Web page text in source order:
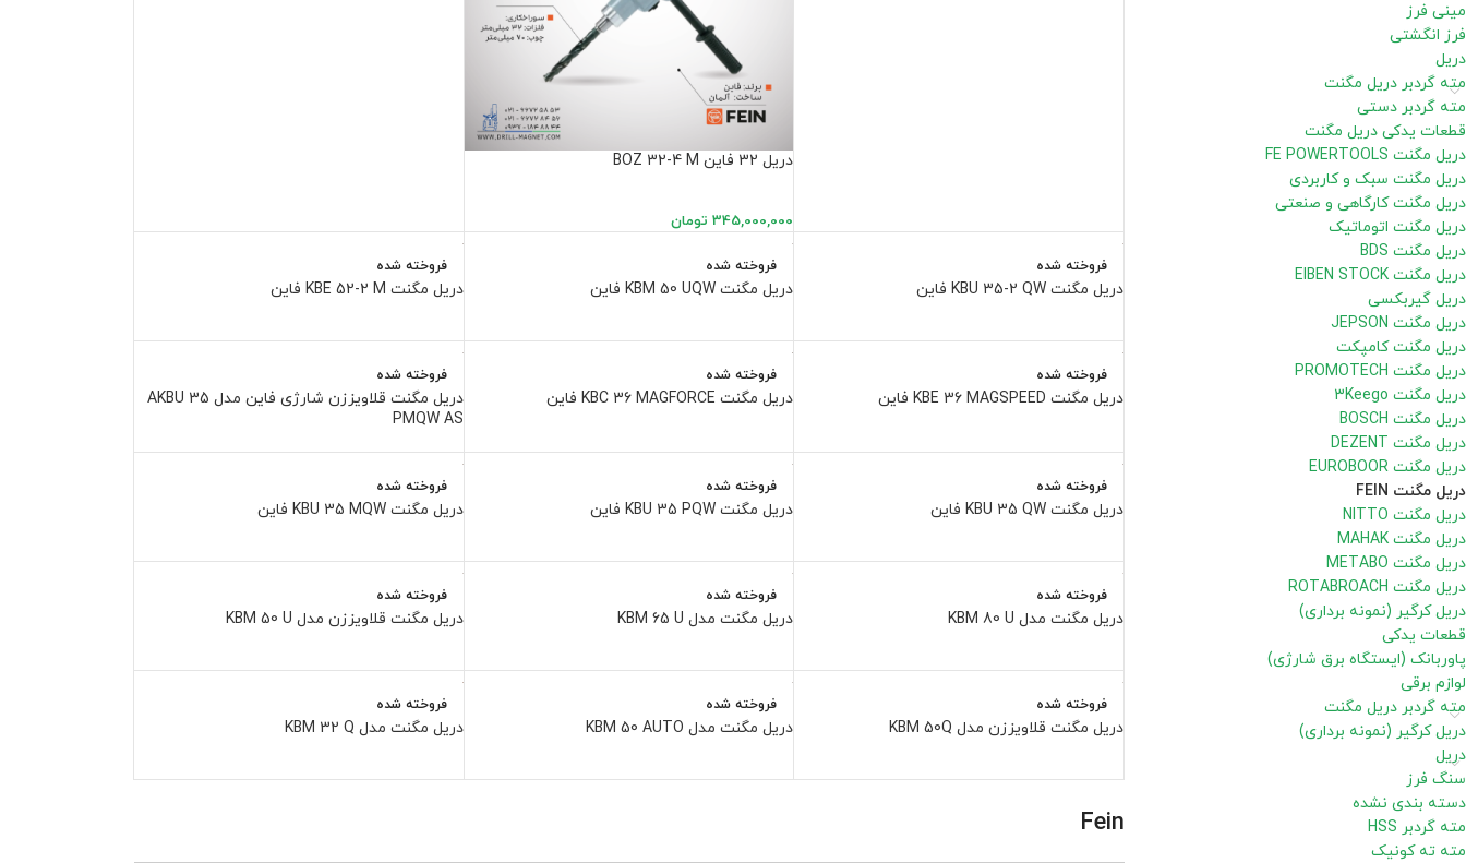
مینی فرز
فرز انگشتی
دریل
مته گردبر دریل مگنت
مته گردبر دستی
قطعات یدکی دریل مگنت
دریل مگنت FE POWERTOOLS
دریل مگنت سبک و کاربردی
دریل مگنت کارگاهی و صنعتی
دریل مگنت اتوماتیک
دریل مگنت BDS
دریل مگنت EIBEN STOCK
دریل گیربکسی
دریل مگنت JEPSON
دریل مگنت کامپکت
دریل مگنت PROMOTECH
دریل مگنت 3Keego
دریل مگنت BOSCH
دریل مگنت DEZENT
دریل مگنت EUROBOOR
دریل مگنت FEIN
دریل مگنت NITTO
دریل مگنت MAHAK
دریل مگنت METABO
دریل مگنت ROTABROACH
دریل کرگیر (نمونه برداری)
قطعات یدکی
پاوربانک (ایستگاه برق شارژی)
لوازم برقی
مته گردبر دریل مگنت
دریل کرگیر (نمونه برداری)
دریل
سنگ فرز
دسته بندی نشده
مته گردبر HSS
مته ته کونیک
دریل 32 فاین BOZ 32-4 M
345,000,000 تومان
فروخته شده
دریل مگنت KBU 35-2 QW فاین
فروخته شده
دریل مگنت KBM 50 UQW فاین
فروخته شده
دریل مگنت KBE 52-2 M فاین
فروخته شده
دریل مگنت KBE 36 MAGSPEED فاین
فروخته شده
دریل مگنت KBC 36 MAGFORCE فاین
فروخته شده
دریل مگنت قلاویززن شارژی فاین مدل AKBU 35
PMQW AS
فروخته شده
دریل مگنت KBU 35 QW فاین
فروخته شده
دریل مگنت KBU 35 PQW فاین
فروخته شده
دریل مگنت KBU 35 MQW فاین
فروخته شده
دریل مگنت مدل KBM 80 U
فروخته شده
دریل مگنت مدل KBM 65 U
فروخته شده
دریل مگنت قلاویززن مدل KBM 50 U
فروخته شده
دریل مگنت قلاویززن مدل KBM 50Q
فروخته شده
دریل مگنت مدل KBM 50 AUTO
فروخته شده
دریل مگنت مدل KBM 32 Q
Fein